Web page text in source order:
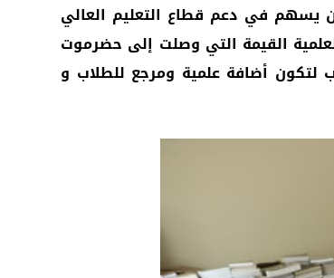
يسهم في دعم قطاع التعليم العالي
القيمة التي وصلت إلى حضرموت
لتكون أضافة علمية ومرجع للطلاب و